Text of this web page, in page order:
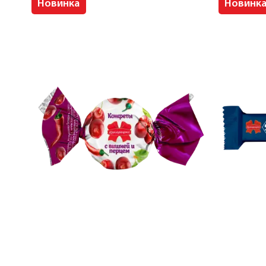
Новинка Новинка